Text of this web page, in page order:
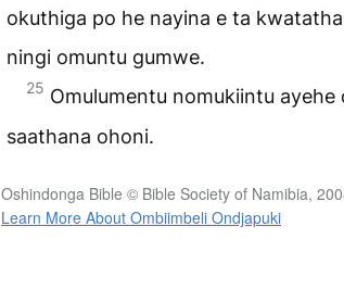
okuthiga po he nayina e ta
ningi omuntu gumwe.
25 Omulumentu nomukiintu ayehe
saathana ohoni.
Oshindonga Bible © Bible Society of Namibia,
Learn More About Ombiimbeli Ondjapuki